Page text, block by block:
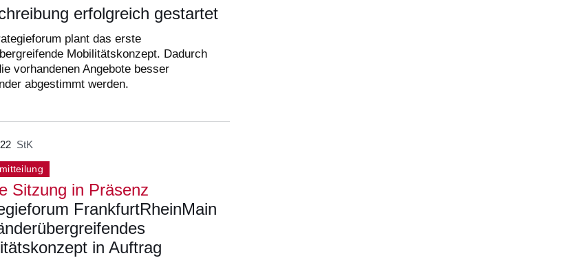
erfolgreich gestartet
plant das erste
Mobilitätskonzept. Dadurch
vorhandenen Angebote besser
abgestimmt werden.
StK
Sitzung in Präsenz
FrankfurtRheinMain
in Auftrag